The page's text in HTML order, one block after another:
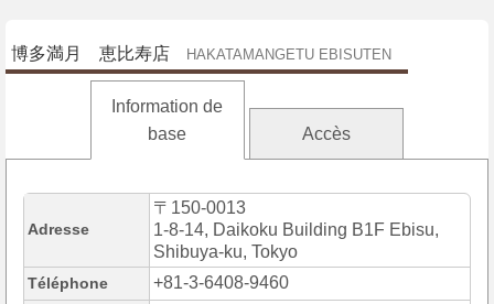
博多満月 恵比寿店 HAKATAMANGETU EBISUTEN
Information de
base
Accès
Adresse
〒150-0013
1-8-14, Daikoku Building B1F Ebisu,
Shibuya-ku, Tokyo
Téléphone +81-3-6408-9460